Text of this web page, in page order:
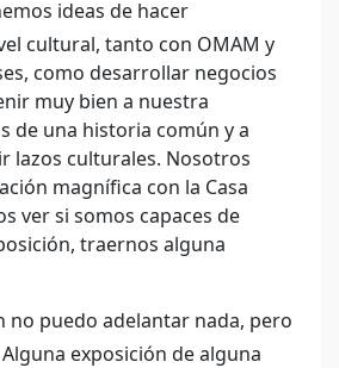
ideas de hacer
cultural, tanto con OMAM y
como desarrollar negocios
muy bien a nuestra
de una historia común y a
lazos culturales. Nosotros
magnífica con la Casa
ver si somos capaces de
traernos alguna
no puedo adelantar nada, pero
exposición de alguna